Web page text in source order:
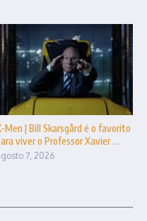
Men | Bill Skarsgård é o favorito
viver o Professor Xavier ...
7, 2026